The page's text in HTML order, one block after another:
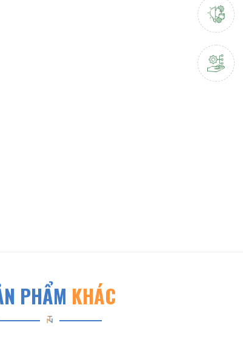
PHẨM KHÁC